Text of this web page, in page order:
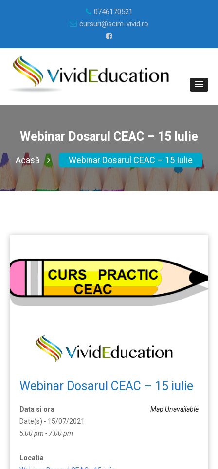
0746170521
cursuri@scim-vivid.ro
Webinar Dosarul CEAC – 15 Iulie
Acasă Webinar Dosarul CEAC – 15 Iulie
Webinar Dosarul CEAC – 15 iulie
Map Unavailable
Data si ora
Date(s) - 15/07/2021
5:00 pm - 7:00 pm
Locatia